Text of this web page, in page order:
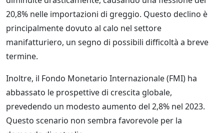
20,8% nelle importazioni di greggio. Questo declino è
principalmente dovuto al calo nel settore
manifatturiero, un segno di possibili difficoltà a breve
termine.
Inoltre, il Fondo Monetario Internazionale (FMI) ha
abbassato le prospettive di crescita globale,
prevedendo un modesto aumento del 2,8% nel 2023.
Questo scenario non sembra favorevole per la